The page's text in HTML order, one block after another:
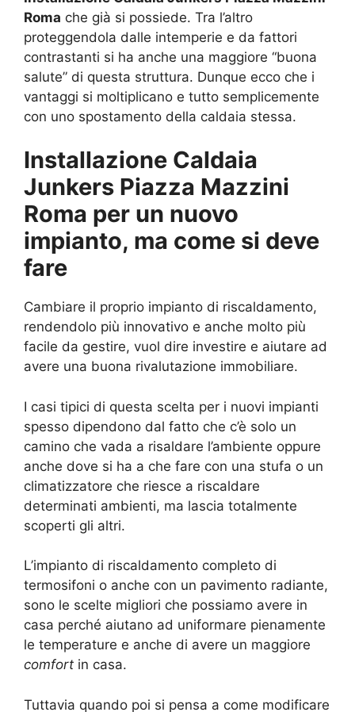
Roma che già si possiede. Tra l’altro
proteggendola dalle intemperie e da fattori
contrastanti si ha anche una maggiore “buona
salute” di questa struttura. Dunque ecco che i
vantaggi si moltiplicano e tutto semplicemente
con uno spostamento della caldaia stessa.
Installazione Caldaia
Junkers Piazza Mazzini
Roma per un nuovo
impianto, ma come si deve
fare
Cambiare il proprio impianto di riscaldamento,
rendendolo più innovativo e anche molto più
facile da gestire, vuol dire investire e aiutare ad
avere una buona rivalutazione immobiliare.
I casi tipici di questa scelta per i nuovi impianti
spesso dipendono dal fatto che c’è solo un
camino che vada a risaldare l’ambiente oppure
anche dove si ha a che fare con una stufa o un
climatizzatore che riesce a riscaldare
determinati ambienti, ma lascia totalmente
scoperti gli altri.
L’impianto di riscaldamento completo di
termosifoni o anche con un pavimento radiante,
sono le scelte migliori che possiamo avere in
casa perché aiutano ad uniformare pienamente
le temperature e anche di avere un maggiore
comfort in casa.
Tuttavia quando poi si pensa a come modificare